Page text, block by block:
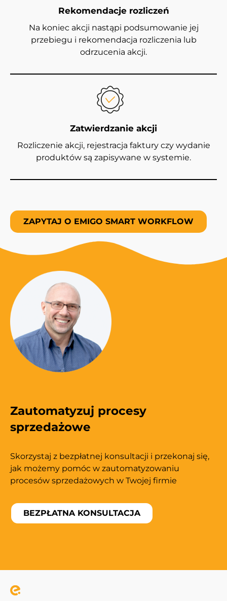
Rekomendacje rozliczeń
Na koniec akcji nastąpi podsumowanie jej
przebiegu i rekomendacja rozliczenia lub
odrzucenia akcji.
Zatwierdzanie akcji
Rozliczenie akcji, rejestracja faktury czy wydanie
produktów są zapisywane w systemie.
ZAPYTAJ O EMIGO SMART WORKFLOW
Zautomatyzuj procesy
sprzedażowe
Skorzystaj z bezpłatnej konsultacji i przekonaj się,
jak możemy pomóc w zautomatyzowaniu
procesów sprzedażowych w Twojej firmie
BEZPŁATNA KONSULTACJA